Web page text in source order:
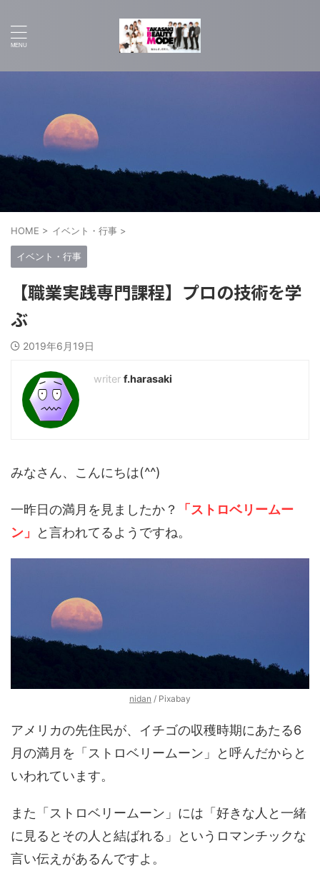
HOME > イベント・行事 >
イベント・行事
【職業実践専門課程】プロの技術を学
ぶ
2019年6月19日
f.harasaki
みなさん、こんにちは(^^)
一昨日の満月を見ましたか？
「ストロベリームー
ン」
と言われてるようですね。
nidan / Pixabay
アメリカの先住民が、イチゴの収穫時期にあたる6
月の満月を「ストロベリームーン」と呼んだからと
いわれています。
また「ストロベリームーン」には「好きな人と一緒
に見るとその人と結ばれる」というロマンチックな
言い伝えがあるんですよ。